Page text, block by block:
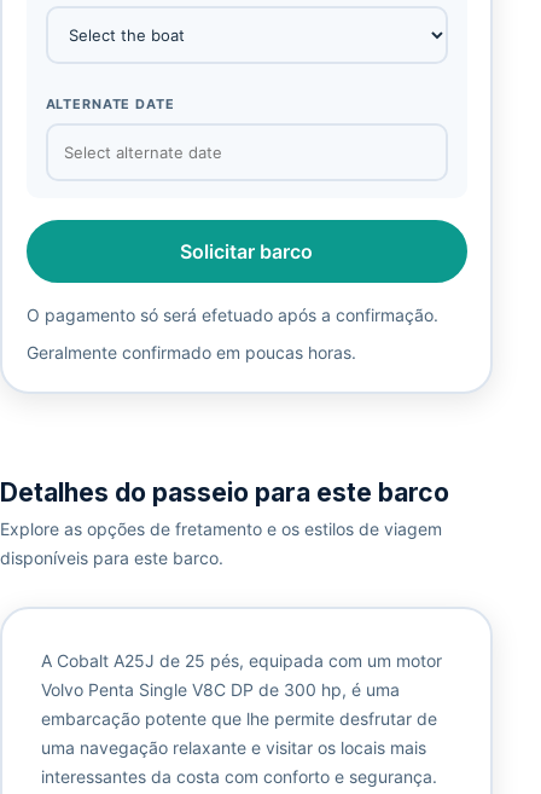
ALTERNATE DATE
Solicitar barco
O pagamento só será efetuado após a confirmação.
Geralmente confirmado em poucas horas.
Detalhes do passeio para este barco
Explore as opções de fretamento e os estilos de viagem
disponíveis para este barco.
A Cobalt A25J de 25 pés, equipada com um motor
Volvo Penta Single V8C DP de 300 hp, é uma
embarcação potente que lhe permite desfrutar de
uma navegação relaxante e visitar os locais mais
interessantes da costa com conforto e segurança.